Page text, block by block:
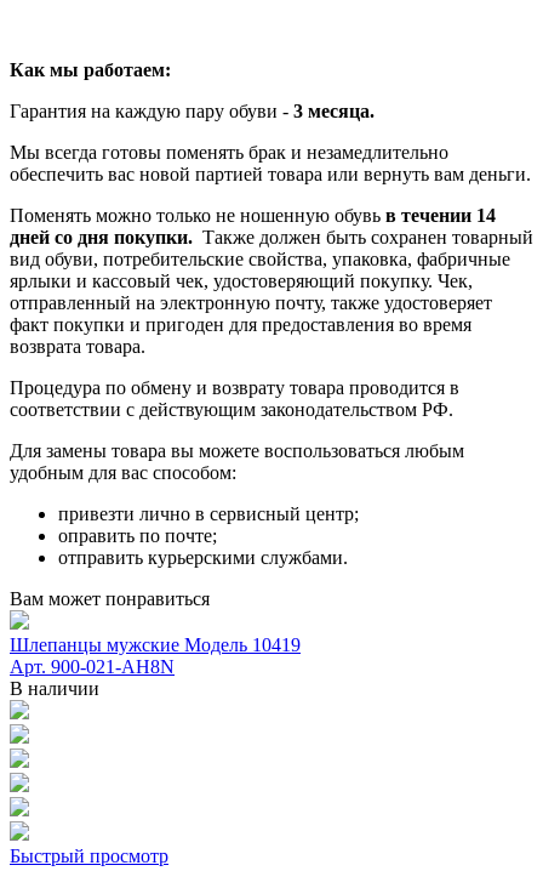
Как мы работаем:
Гарантия на каждую пару обуви - 3 месяца.
Мы всегда готовы поменять брак и незамедлительно
обеспечить вас новой партией товара или вернуть вам деньги.
Поменять можно только не ношенную обувь в течении 14
дней со дня покупки. Также должен быть сохранен товарный
вид обуви, потребительские свойства, упаковка, фабричные
ярлыки и кассовый чек, удостоверяющий покупку. Чек,
отправленный на электронную почту, также удостоверяет
факт покупки и пригоден для предоставления во время
возврата товара.
Процедура по обмену и возврату товара проводится в
соответствии с действующим законодательством РФ.
Для замены товара вы можете воспользоваться любым
удобным для вас способом:
привезти лично в сервисный центр;
оправить по почте;
отправить курьерскими службами.
Вам может понравиться
Шлепанцы мужские Модель 10419
Арт. 900-021-AH8N
В наличии
Быстрый просмотр